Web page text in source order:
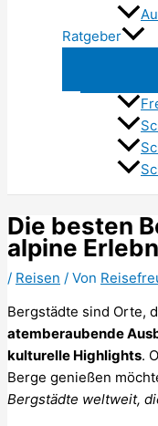
Ratgeber
Die besten
alpine
/ Reisen / Von
Bergstädte sind Orte,
atemberaubende
kulturelle Highlights.
Berge genießen
Bergstädte weltweit,